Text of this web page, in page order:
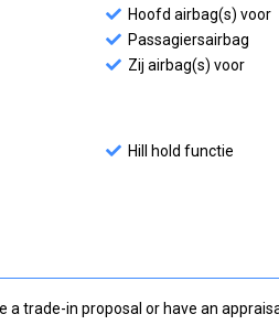
Hoofd airbag(s) voor
Passagiersairbag
Zij airbag(s) voor
Hill hold functie
a trade-in proposal or have an